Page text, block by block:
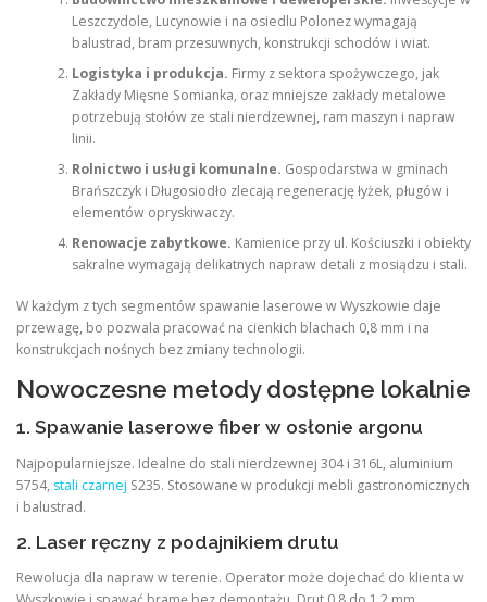
Leszczydole, Lucynowie i na osiedlu Polonez wymagają
balustrad, bram przesuwnych, konstrukcji schodów i wiat.
Logistyka i produkcja. Firmy z sektora spożywczego, jak
Zakłady Mięsne Somianka, oraz mniejsze zakłady metalowe
potrzebują stołów ze stali nierdzewnej, ram maszyn i napraw
linii.
Rolnictwo i usługi komunalne. Gospodarstwa w gminach
Brańszczyk i Długosiodło zlecają regenerację łyżek, pługów i
elementów opryskiwaczy.
Renowacje zabytkowe. Kamienice przy ul. Kościuszki i obiekty
sakralne wymagają delikatnych napraw detali z mosiądzu i stali.
W każdym z tych segmentów spawanie laserowe w Wyszkowie daje
przewagę, bo pozwala pracować na cienkich blachach 0,8 mm i na
konstrukcjach nośnych bez zmiany technologii.
Nowoczesne metody dostępne lokalnie
1. Spawanie laserowe fiber w osłonie argonu
Najpopularniejsze. Idealne do stali nierdzewnej 304 i 316L, aluminium
5754, stali czarnej S235. Stosowane w produkcji mebli gastronomicznych
i balustrad.
2. Laser ręczny z podajnikiem drutu
Rewolucja dla napraw w terenie. Operator może dojechać do klienta w